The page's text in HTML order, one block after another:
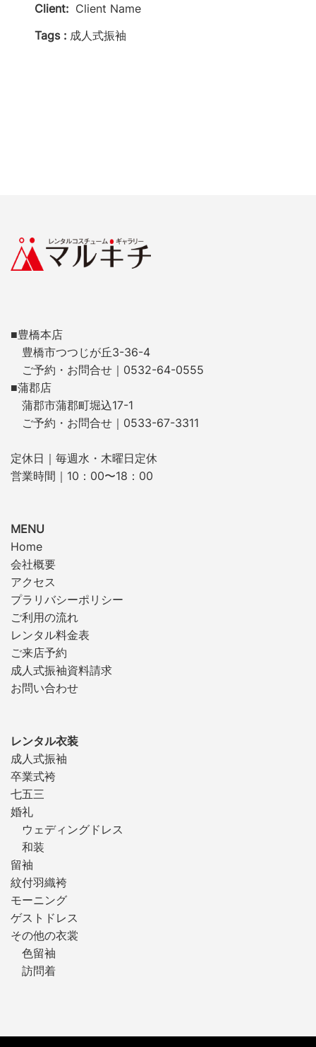
Client: Client Name
Tags : 成人式振袖
■豊橋本店
豊橋市つつじが丘3-36-4
ご予約・お問合せ｜0532-64-0555
■蒲郡店
蒲郡市蒲郡町堀込17-1
ご予約・お問合せ｜0533-67-3311
定休日｜毎週水・木曜日定休
営業時間｜10：00〜18：00
MENU
Home
会社概要
アクセス
プラリバシーポリシー
ご利用の流れ
レンタル料金表
ご来店予約
成人式振袖資料請求
お問い合わせ
レンタル衣装
成人式振袖
卒業式袴
七五三
婚礼
ウェディングドレス
和装
留袖
紋付羽織袴
モーニング
ゲストドレス
その他の衣裳
色留袖
訪問着